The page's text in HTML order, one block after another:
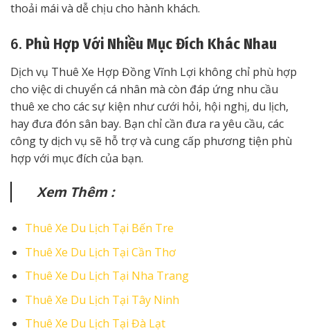
thoải mái và dễ chịu cho hành khách.
6. Phù Hợp Với Nhiều Mục Đích Khác Nhau
Dịch vụ Thuê Xe Hợp Đồng Vĩnh Lợi không chỉ phù hợp
cho việc di chuyển cá nhân mà còn đáp ứng nhu cầu
thuê xe cho các sự kiện như cưới hỏi, hội nghị, du lịch,
hay đưa đón sân bay. Bạn chỉ cần đưa ra yêu cầu, các
công ty dịch vụ sẽ hỗ trợ và cung cấp phương tiện phù
hợp với mục đích của bạn.
Xem Thêm :
Thuê Xe Du Lịch Tại Bến Tre
Thuê Xe Du Lịch Tại Cần Thơ
Thuê Xe Du Lịch Tại Nha Trang
Thuê Xe Du Lịch Tại Tây Ninh
Thuê Xe Du Lịch Tại Đà Lạt